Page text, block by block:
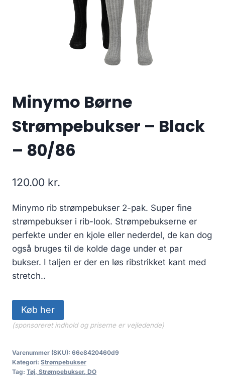
Minymo Børne
Strømpebukser – Black
– 80/86
120.00 kr.
Minymo rib strømpebukser 2-pak. Super fine
strømpebukser i rib-look. Strømpebukserne er
perfekte under en kjole eller nederdel, de kan dog
også bruges til de kolde dage under et par
bukser. I taljen er der en løs ribstrikket kant med
stretch..
Køb her
(sponsoreret indhold og priserne er vejledende)
Varenummer (SKU): 66e8420460d9
Kategori: Strømpebukser
Tag: Tøj, Strømpebukser, DO